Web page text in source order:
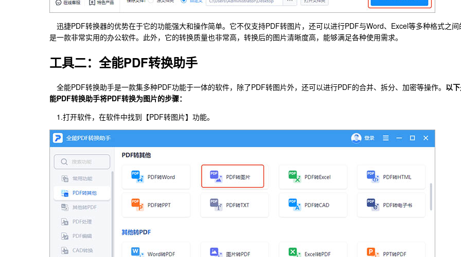
迅捷PDF转换器的优势在于它的功能强大和操作简单。它不仅支持PDF转图片，还可以进行PDF与Word、Excel等多种格式之
是一款非常实用的办公软件。此外，它的转换质量也非常高，转换后的图片清晰度高，能够满足各种使用需求。
工具二：全能PDF转换助手
全能PDF转换助手是一款集多种PDF功能于一体的软件，除了PDF转图片外，还可以进行PDF的合并、拆分、加密等操作。 以
能PDF转换助手将PDF转换为图片的步骤：
1.打开软件，在软件中找到【PDF转图片】功能。